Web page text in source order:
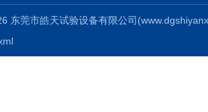
东莞市皓天试验设备有限公司